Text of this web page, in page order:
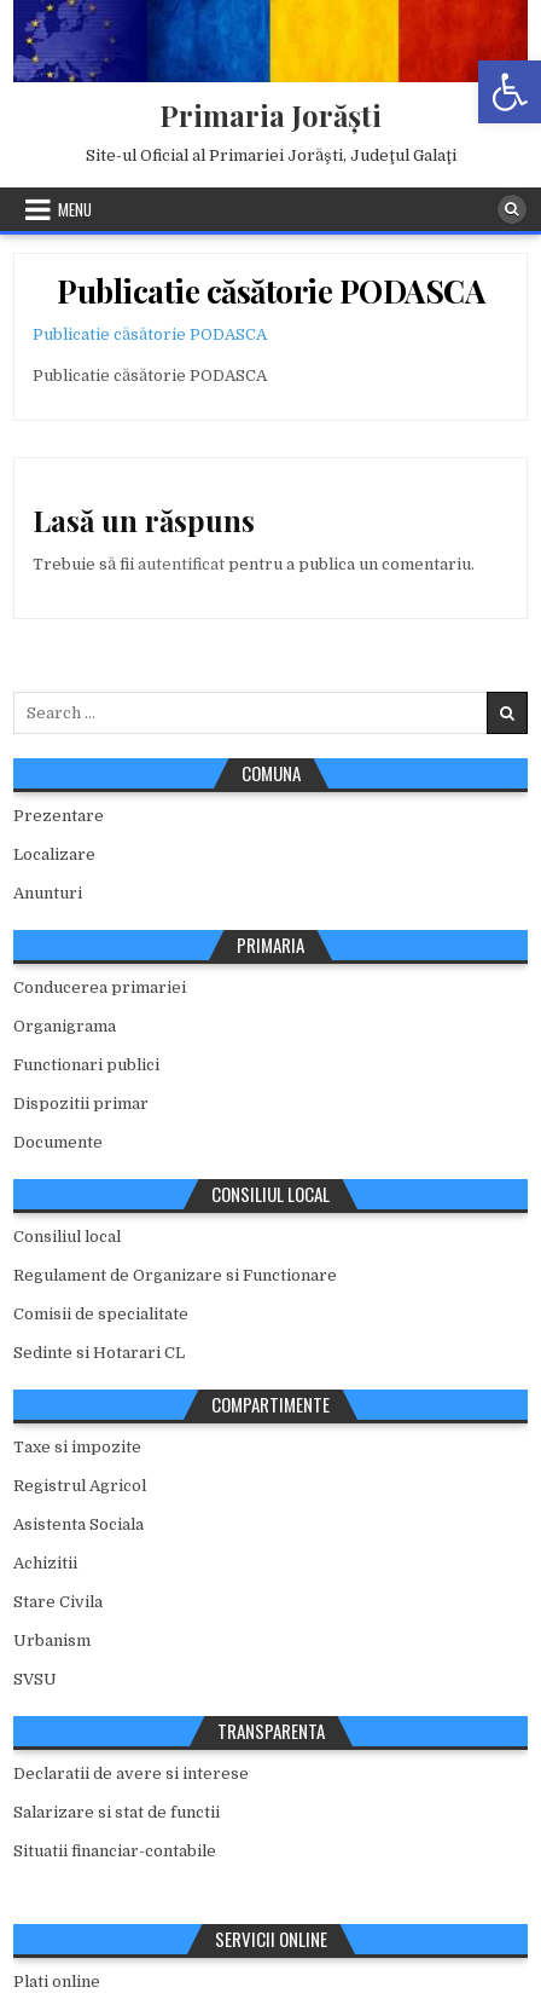
content
Primaria Jorăşti
Site-ul Oficial al Primariei Jorăşti, Judeţul Galaţi
MENU
Publicatie căsătorie PODASCA
Publicatie căsătorie PODASCA
Publicatie căsătorie PODASCA
Lasă un răspuns
Trebuie să fiiautentificat pentru a publica un comentariu.
COMUNA
Prezentare
Localizare
Anunturi
PRIMARIA
Conducerea primariei
Organigrama
Functionari publici
Dispozitii primar
Documente
CONSILIUL LOCAL
Consiliul local
Regulament de Organizare si Functionare
Comisii de specialitate
Sedinte si Hotarari CL
COMPARTIMENTE
Taxe si impozite
Registrul Agricol
Asistenta Sociala
Achizitii
Stare Civila
Urbanism
SVSU
TRANSPARENTA
Declaratii de avere si interese
Salarizare si stat de functii
Situatii financiar-contabile
SERVICII ONLINE
Plati online